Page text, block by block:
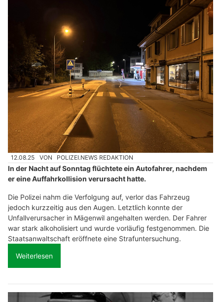
12.08.25 VON POLIZEI.NEWS REDAKTION
In der Nacht auf Sonntag flüchtete ein Autofahrer, nachdem
er eine Auffahrkollision verursacht hatte.
Die Polizei nahm die Verfolgung auf, verlor das Fahrzeug
jedoch kurzzeitig aus den Augen. Letztlich konnte der
Unfallverursacher in Mägenwil angehalten werden. Der Fahrer
war stark alkoholisiert und wurde vorläufig festgenommen. Die
Staatsanwaltschaft eröffnete eine Strafuntersuchung.
Weiterlesen